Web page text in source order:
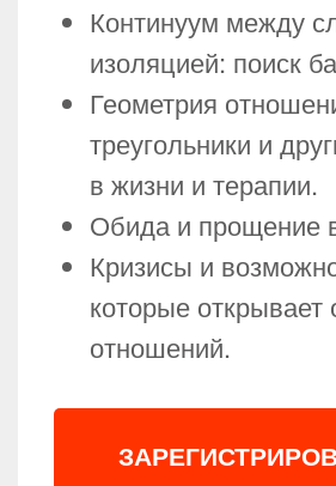
Континуум между
изоляцией: поиск
Геометрия
треугольники и
в жизни и терапии.
Обида и прощение
Кризисы и
которые открывает
отношений.